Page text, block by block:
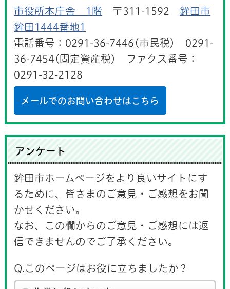
市役所本庁舎 1階 〒311-1592 鉾田市
鉾田1444番地1
電話番号：0291-36-7446(市民税) 0291-
36-7454(固定資産税) ファクス番号：
0291-32-2128
メールでのお問い合わせはこちら
アンケート
鉾田市ホームページをより良いサイトにす
るために、皆さまのご意見・ご感想をお聞
かせください。
なお、この欄からのご意見・ご感想には返
信できませんのでご了承ください。
Q.このページはお役に立ちましたか？